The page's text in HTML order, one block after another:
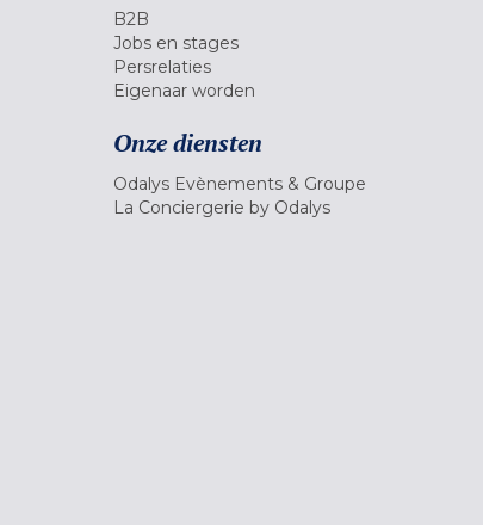
B2B
Jobs en stages
Persrelaties
Eigenaar worden
Onze diensten
Odalys Evènements & Groupe
La Conciergerie by Odalys